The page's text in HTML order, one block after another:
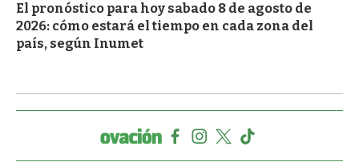
El pronóstico para hoy sabado 8 de agosto de
2026: cómo estará el tiempo en cada zona del
país, según Inumet